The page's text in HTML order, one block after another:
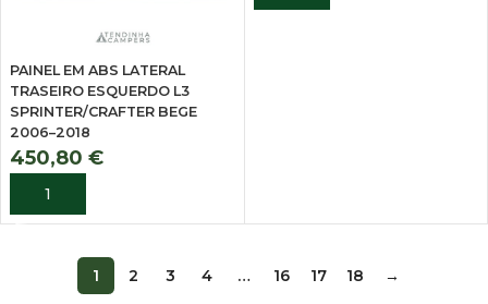
PAINEL EM ABS LATERAL
TRASEIRO ESQUERDO L3
SPRINTER/CRAFTER BEGE
2006–2018
450,80 €
ADICIONAR
1 2 3 4 … 16 17 18 →